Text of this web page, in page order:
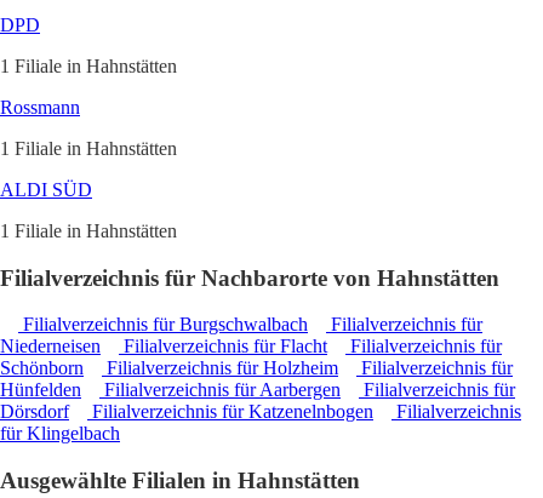
DPD
1 Filiale in Hahnstätten
Rossmann
1 Filiale in Hahnstätten
ALDI SÜD
1 Filiale in Hahnstätten
Filialverzeichnis für Nachbarorte von Hahnstätten
Filialverzeichnis für Burgschwalbach
Filialverzeichnis für
Niederneisen
Filialverzeichnis für Flacht
Filialverzeichnis für
Schönborn
Filialverzeichnis für Holzheim
Filialverzeichnis für
Hünfelden
Filialverzeichnis für Aarbergen
Filialverzeichnis für
Dörsdorf
Filialverzeichnis für Katzenelnbogen
Filialverzeichnis
für Klingelbach
Ausgewählte Filialen in Hahnstätten